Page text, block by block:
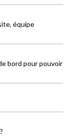
équipe
bord pour pouvoir